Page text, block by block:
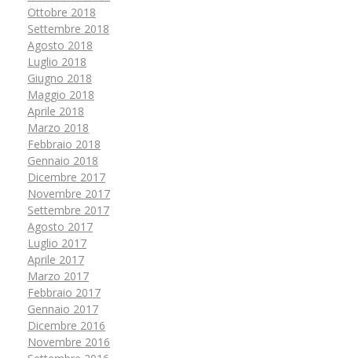
Ottobre 2018
Settembre 2018
Agosto 2018
Luglio 2018
Giugno 2018
Maggio 2018
Aprile 2018
Marzo 2018
Febbraio 2018
Gennaio 2018
Dicembre 2017
Novembre 2017
Settembre 2017
Agosto 2017
Luglio 2017
Aprile 2017
Marzo 2017
Febbraio 2017
Gennaio 2017
Dicembre 2016
Novembre 2016